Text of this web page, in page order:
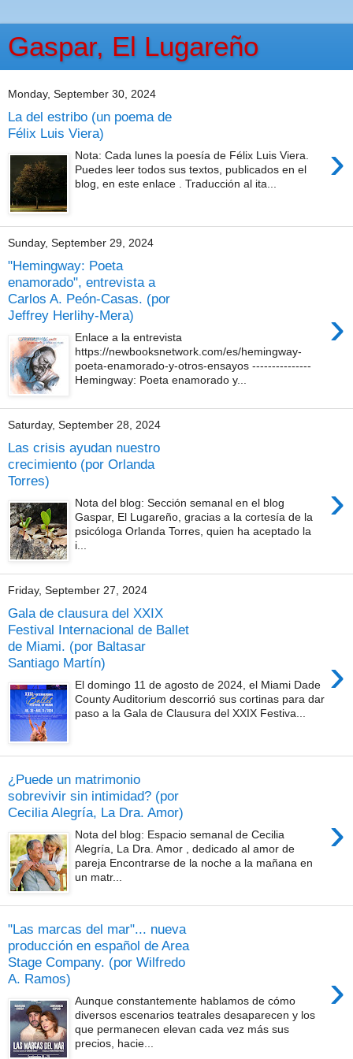
Gaspar, El Lugareño
Monday, September 30, 2024
La del estribo (un poema de
Félix Luis Viera)
›
Nota: Cada lunes la poesía de Félix Luis Viera.
Puedes leer todos sus textos, publicados en el
blog, en este enlace . Traducción al ita...
Sunday, September 29, 2024
"Hemingway: Poeta
enamorado", entrevista a
Carlos A. Peón-Casas. (por
Jeffrey Herlihy-Mera)
›
Enlace a la entrevista
https://newbooksnetwork.com/es/hemingway-
poeta-enamorado-y-otros-ensayos ---------------
Hemingway: Poeta enamorado y...
Saturday, September 28, 2024
Las crisis ayudan nuestro
crecimiento (por Orlanda
Torres)
›
Nota del blog: Sección semanal en el blog
Gaspar, El Lugareño, gracias a la cortesía de la
psicóloga Orlanda Torres, quien ha aceptado la
i...
Friday, September 27, 2024
Gala de clausura del XXIX
Festival Internacional de Ballet
de Miami. (por Baltasar
Santiago Martín)
›
El domingo 11 de agosto de 2024, el Miami Dade
County Auditorium descorrió sus cortinas para dar
paso a la Gala de Clausura del XXIX Festiva...
¿Puede un matrimonio
sobrevivir sin intimidad? (por
Cecilia Alegría, La Dra. Amor)
›
Nota del blog: Espacio semanal de Cecilia
Alegría, La Dra. Amor , dedicado al amor de
pareja Encontrarse de la noche a la mañana en
un matr...
"Las marcas del mar"... nueva
producción en español de Area
Stage Company. (por Wilfredo
A. Ramos)
›
Aunque constantemente hablamos de cómo
diversos escenarios teatrales desaparecen y los
que permanecen elevan cada vez más sus
precios, hacie...